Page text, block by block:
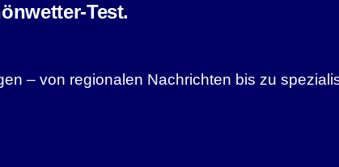
Test.
– von regionalen Nachrichten bis zu